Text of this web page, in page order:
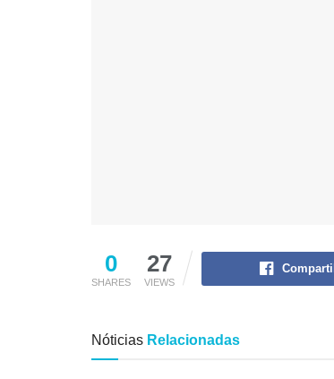
0
SHARES
27
VIEWS
Nóticias Relacionadas